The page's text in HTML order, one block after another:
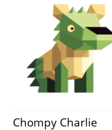
Chompy Charlie